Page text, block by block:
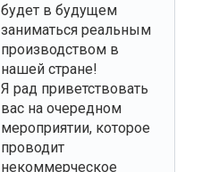
будет в будущем
заниматься реальным
производством в
нашей стране!
Я рад приветствовать
вас на очередном
мероприятии, которое
проводит
некоммерческое